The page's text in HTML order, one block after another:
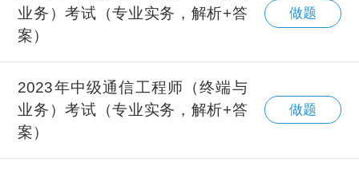
业务）考试（专业实务，解析+答
案）
做题
2023年中级通信工程师（终端与
业务）考试（专业实务，解析+答
案）
做题